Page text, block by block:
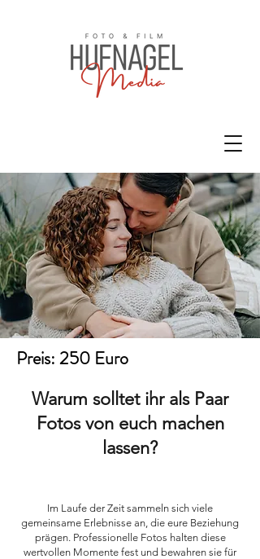
Preis: 250 Euro
Warum solltet ihr als Paar
Fotos von euch machen
lassen?
Im Laufe der Zeit sammeln sich viele
gemeinsame Erlebnisse an, die eure Beziehung
prägen. Professionelle Fotos halten diese
wertvollen Momente fest und bewahren sie für